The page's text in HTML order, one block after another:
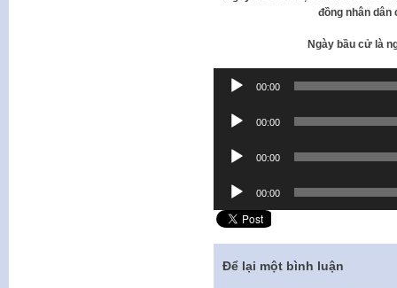
đồng nhân dân
Ngày bầu cử là
phát
thanh
00:00
phát
thanh
00:00
phát
thanh
00:00
phát
âm
thanh
00:00
Để lại một bình luận